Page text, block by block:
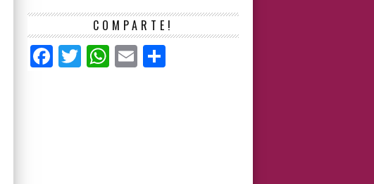
COMPARTE!
Facebook
TwitterWhatsApp
Email